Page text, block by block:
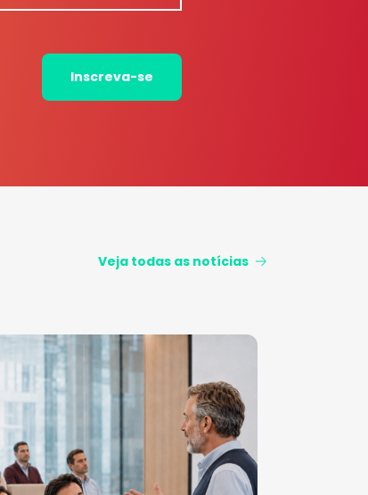
Inscreva-se
Veja todas as notícias